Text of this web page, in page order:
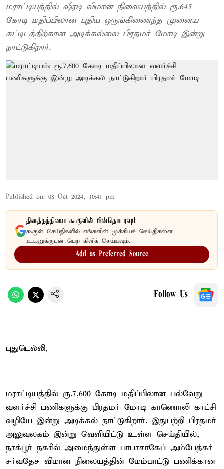
மராட்டியத்தில் ஷீரடி விமான நிலையத்தில் ரூ.645
கோடி மதிப்பிலான புதிய ஒருங்கிணைந்த முனைய
கட்டிடத்திற்கான அடிக்கல்லை பிரதமர் மோடி இன்று
நாட்டுகிறார்.
Published on: 08 Oct 2024, 10:41 pm
தினத்தந்தியை கூகுளில் பின்தொடரவும்
கூகுள் செய்திகளில் எங்களின் முக்கியச் செய்திகளை
உடனுக்குடன் பெற கிளிக் செய்யவும்.
Add as Preferred Source
Follow Us
புதுடெல்லி,
மராட்டியத்தில் ரூ.7,600 கோடி மதிப்பிலான பல்வேறு
வளர்ச்சி பணிகளுக்கு பிரதமர் மோடி காணொலி காட்சி
வழியே இன்று அடிக்கல் நாட்டுகிறார். இதுபற்றி பிரதமர்
அலுவலகம் இன்று வெளியிட்டு உள்ள செய்தியில்,
நாக்பூர் நகரில் அமைந்துள்ள பாபாசாகேப் அம்பேத்கர்
சர்வதேச விமான நிலையத்தின் மேம்பாட்டு பணிக்கான